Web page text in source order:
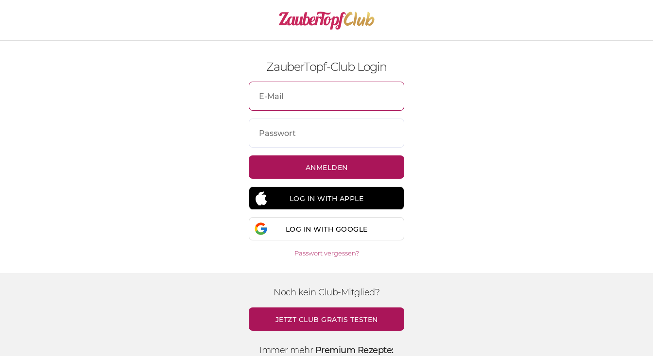
ZauberTopf-Club Login
LOG IN WITH APPLE
LOG IN WITH GOOGLE
Passwort vergessen?
Noch kein Club-Mitglied?
JETZT CLUB GRATIS TESTEN
Immer mehr Premium Rezepte: